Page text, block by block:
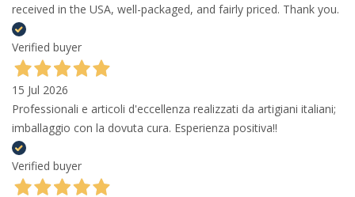
received in the USA, well-packaged, and fairly priced. Thank you.
Verified buyer
15 Jul 2026
Professionali e articoli d'eccellenza realizzati da artigiani italiani;
imballaggio con la dovuta cura. Esperienza positiva!!
Verified buyer